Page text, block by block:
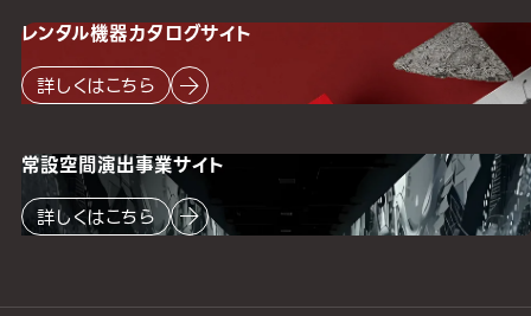
レンタル機器カタログサイト
詳しくはこちら
常設空間演出事業サイト
詳しくはこちら